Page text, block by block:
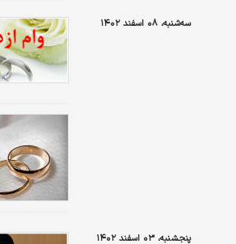
سه‌شنبه، ۰۸ اسفند ۱۴۰۲
پنجشنبه، ۰۳ اسفند ۱۴۰۲